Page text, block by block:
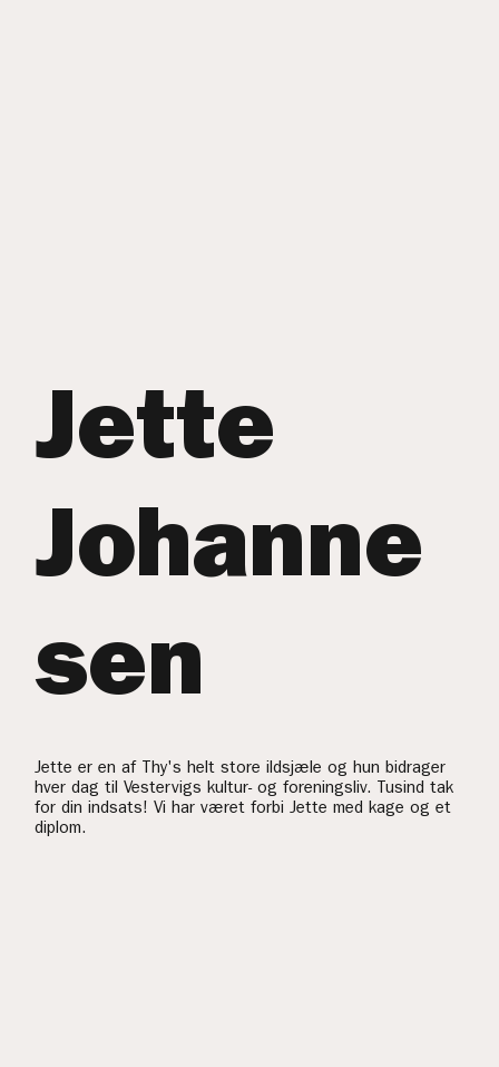
Jette
Johanne
sen
Jette er en af Thy's helt store ildsjæle og hun bidrager
hver dag til Vestervigs kultur- og foreningsliv. Tusind tak
for din indsats! Vi har været forbi Jette med kage og et
diplom.